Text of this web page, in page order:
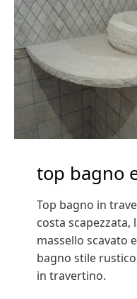
top bagno
Top bagno in
costa scapezzata,
massello scavato
bagno stile
in travertino.